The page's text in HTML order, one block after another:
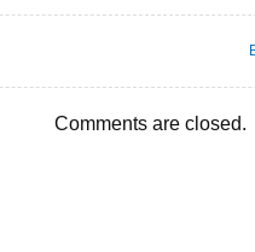
Comments are closed.